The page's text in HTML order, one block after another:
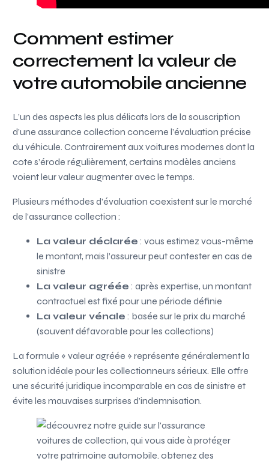
Comment estimer
correctement la valeur de
votre automobile ancienne
L’un des aspects les plus délicats lors de la souscription
d’une assurance collection concerne l’évaluation précise
du véhicule. Contrairement aux voitures modernes dont la
cote s’érode régulièrement, certains modèles anciens
voient leur valeur augmenter avec le temps.
Plusieurs méthodes d’évaluation coexistent sur le marché
de l’assurance collection :
La valeur déclarée : vous estimez vous-même
le montant, mais l’assureur peut contester en cas de
sinistre
La valeur agréée : après expertise, un montant
contractuel est fixé pour une période définie
La valeur vénale : basée sur le prix du marché
(souvent défavorable pour les collections)
La formule « valeur agréée » représente généralement la
solution idéale pour les collectionneurs sérieux. Elle offre
une sécurité juridique incomparable en cas de sinistre et
évite les mauvaises surprises d’indemnisation.